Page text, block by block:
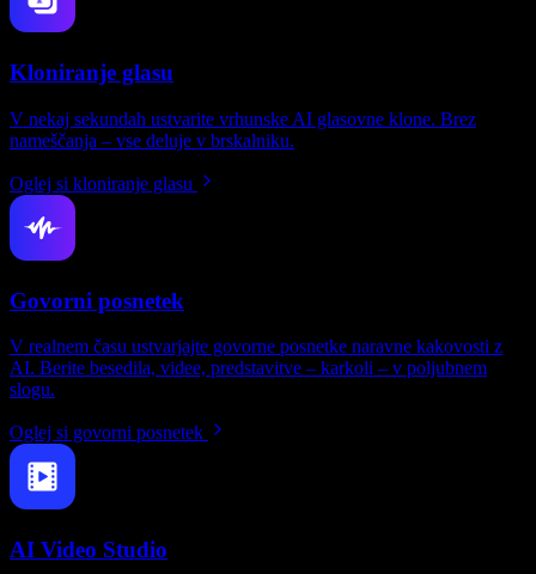
Kloniranje glasu
V nekaj sekundah ustvarite vrhunske AI glasovne klone. Brez
nameščanja – vse deluje v brskalniku.
Oglej si kloniranje glasu
Govorni posnetek
V realnem času ustvarjajte govorne posnetke naravne kakovosti z
AI. Berite besedila, videe, predstavitve – karkoli – v poljubnem
slogu.
Oglej si govorni posnetek
AI Video Studio